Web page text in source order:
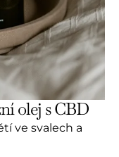
olej s CBD
ve svalech a